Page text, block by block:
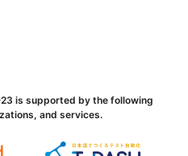
is supported by the following
and services.